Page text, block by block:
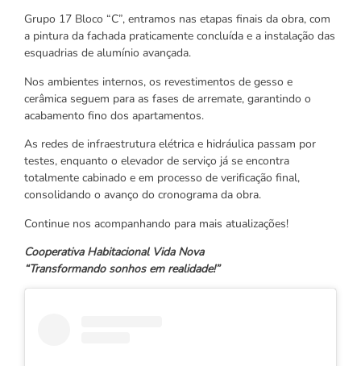
Grupo 17 Bloco “C”, entramos nas etapas finais da obra, com
a pintura da fachada praticamente concluída e a instalação das
esquadrias de alumínio avançada.
Nos ambientes internos, os revestimentos de gesso e
cerâmica seguem para as fases de arremate, garantindo o
acabamento fino dos apartamentos.
As redes de infraestrutura elétrica e hidráulica passam por
testes, enquanto o elevador de serviço já se encontra
totalmente cabinado e em processo de verificação final,
consolidando o avanço do cronograma da obra.
Continue nos acompanhando para mais atualizações!
Cooperativa Habitacional Vida Nova
“Transformando sonhos em realidade!”